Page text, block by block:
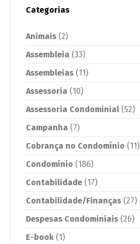
Categorias
Animais (2)
Assembleia (33)
Assembleias (11)
Assessoria (10)
Assessoria Condominial (52)
Campanha (7)
Cobrança no Condomínio (11)
Condomínio (186)
Contabilidade (17)
Contabilidade/Finanças (27)
Despesas Condominiais (26)
E-book (1)